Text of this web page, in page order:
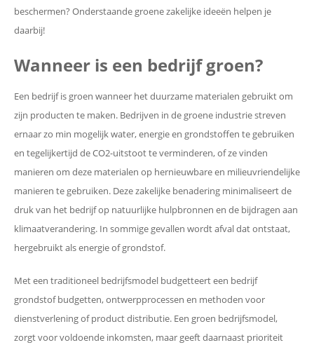
beschermen? Onderstaande groene zakelijke ideeën helpen je
daarbij!
Wanneer is een bedrijf groen?
Een bedrijf is groen wanneer het duurzame materialen gebruikt om
zijn producten te maken. Bedrijven in de groene industrie streven
ernaar zo min mogelijk water, energie en grondstoffen te gebruiken
en tegelijkertijd de CO2-uitstoot te verminderen, of ze vinden
manieren om deze materialen op hernieuwbare en milieuvriendelijke
manieren te gebruiken. Deze zakelijke benadering minimaliseert de
druk van het bedrijf op natuurlijke hulpbronnen en de bijdragen aan
klimaatverandering. In sommige gevallen wordt afval dat ontstaat,
hergebruikt als energie of grondstof.
Met een traditioneel bedrijfsmodel budgetteert een bedrijf
grondstof budgetten, ontwerpprocessen en methoden voor
dienstverlening of product distributie. Een groen bedrijfsmodel,
zorgt voor voldoende inkomsten, maar geeft daarnaast prioriteit